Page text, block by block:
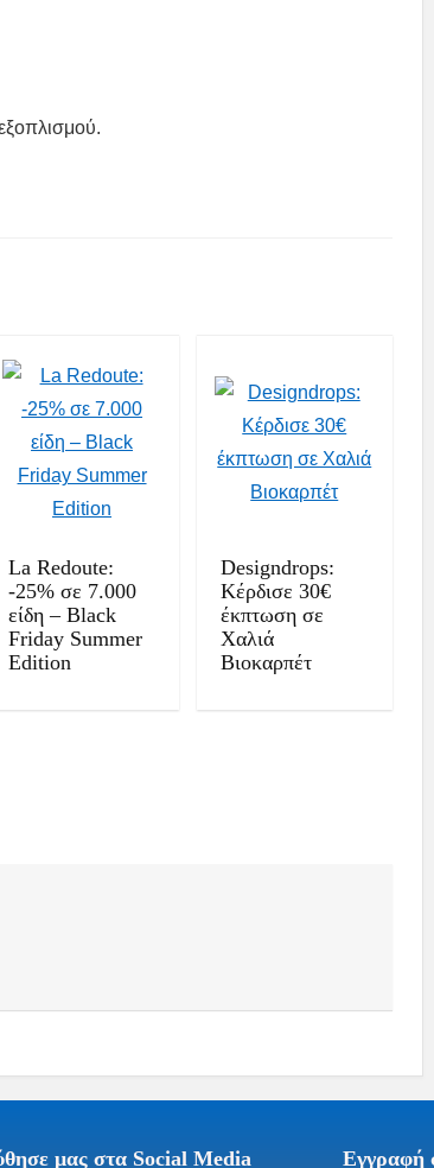
La Redoute:
-25% σε 7.000
είδη – Black
Friday Summer
Edition
Designdrops:
Κέρδισε 30€
έκπτωση σε
Χαλιά
Βιοκαρπέτ
μας στα Social Media Εγγραφή